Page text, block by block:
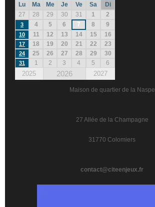
Lu Ma Me Je Ve Sa
Di
27
28 29 30 31 1 2
3 4 5 6 7 8 9
10 11 12 13 14 15 16
17 18 19 20 21 22 23
24 25 26 27 28 29 30
31 1 2 3 4 5 6
2025 2026 2027
Maison de quartier de la Naspe
27 Allée de la Champagne
31770 Colomiers
contact@citeenjeux.fr